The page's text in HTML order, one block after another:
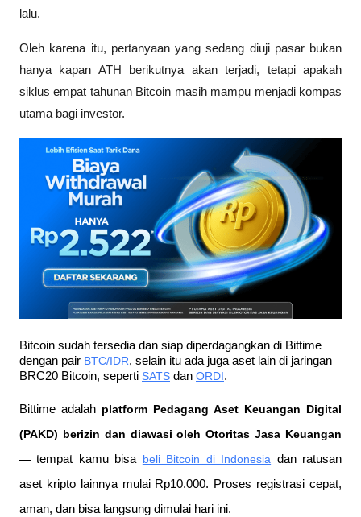
lalu.
Oleh karena itu, pertanyaan yang sedang diuji pasar bukan
hanya kapan ATH berikutnya akan terjadi, tetapi apakah
siklus empat tahunan Bitcoin masih mampu menjadi kompas
utama bagi investor.
Bitcoin sudah tersedia dan siap diperdagangkan di Bittime
dengan pair BTC/IDR, selain itu ada juga aset lain di jaringan
BRC20 Bitcoin, seperti SATS dan ORDI.
Bittime adalah platform Pedagang Aset Keuangan Digital
(PAKD) berizin dan diawasi oleh Otoritas Jasa Keuangan
— tempat kamu bisa beli Bitcoin di Indonesia dan ratusan
aset kripto lainnya mulai Rp10.000. Proses registrasi cepat,
aman, dan bisa langsung dimulai hari ini.